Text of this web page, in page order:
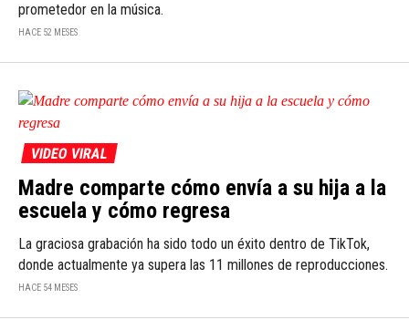
prometedor en la música.
HACE 52 MESES
VIDEO VIRAL
Madre comparte cómo envía a su hija a la
escuela y cómo regresa
La graciosa grabación ha sido todo un éxito dentro de TikTok,
donde actualmente ya supera las 11 millones de reproducciones.
HACE 54 MESES